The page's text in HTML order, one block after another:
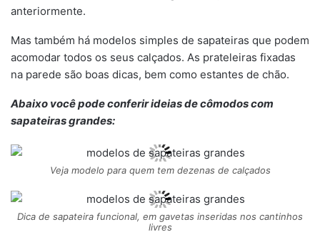
anteriormente.
Mas também há modelos simples de sapateiras que podem
acomodar todos os seus calçados. As prateleiras fixadas
na parede são boas dicas, bem como estantes de chão.
Abaixo você pode conferir ideias de cômodos com
sapateiras grandes:
Veja modelo para quem tem dezenas de calçados
Dica de sapateira funcional, em gavetas inseridas nos cantinhos
livres